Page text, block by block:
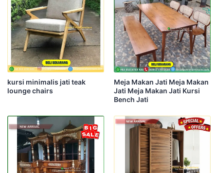
kursi minimalis jati teak
lounge chairs
Meja Makan Jati Meja Makan
Jati Meja Makan Jati Kursi
Bench Jati